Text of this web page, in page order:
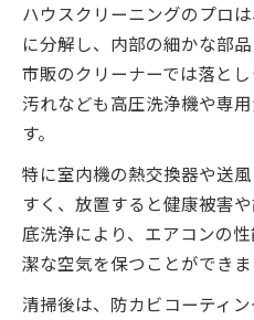
ハウスクリーニングのプロ
に分解し、内部の細かな部
市販のクリーナーでは落と
汚れなども高圧洗浄機や専
す。
特に室内機の熱交換器や送
すく、放置すると健康被害
底洗浄により、エアコンの
潔な空気を保つことができま
清掃後は、防カビコーティ